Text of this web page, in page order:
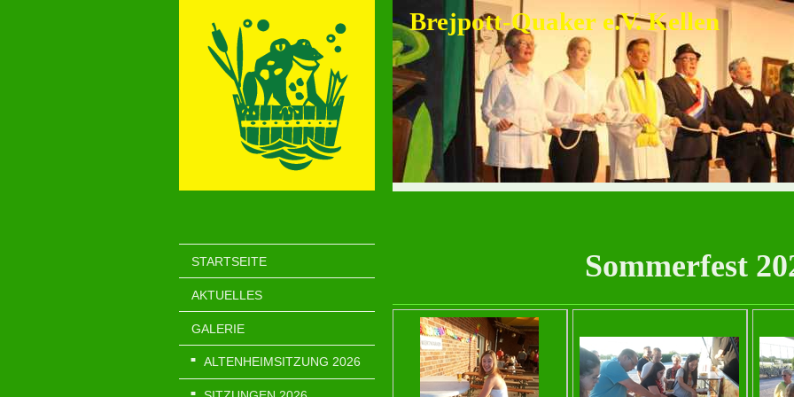
STARTSEITE
AKTUELLES
GALERIE
ALTENHEIMSITZUNG 2026
Brejpott-Quaker e.V. Kellen
Sommerfest